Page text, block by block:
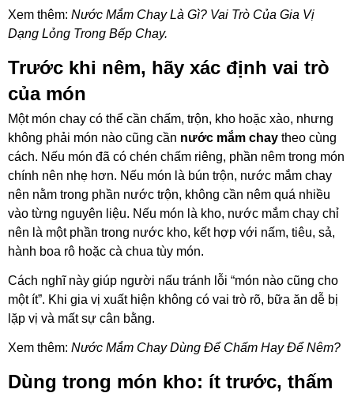
Xem thêm: Nước Mắm Chay Là Gì? Vai Trò Của Gia Vị
Dạng Lỏng Trong Bếp Chay.
Trước khi nêm, hãy xác định vai trò
của món
Một món chay có thể cần chấm, trộn, kho hoặc xào, nhưng
không phải món nào cũng cần nước mắm chay theo cùng
cách. Nếu món đã có chén chấm riêng, phần nêm trong món
chính nên nhẹ hơn. Nếu món là bún trộn, nước mắm chay
nên nằm trong phần nước trộn, không cần nêm quá nhiều
vào từng nguyên liệu. Nếu món là kho, nước mắm chay chỉ
nên là một phần trong nước kho, kết hợp với nấm, tiêu, sả,
hành boa rô hoặc cà chua tùy món.
Cách nghĩ này giúp người nấu tránh lỗi “món nào cũng cho
một ít”. Khi gia vị xuất hiện không có vai trò rõ, bữa ăn dễ bị
lặp vị và mất sự cân bằng.
Xem thêm: Nước Mắm Chay Dùng Để Chấm Hay Để Nêm?
Dùng trong món kho: ít trước, thấm